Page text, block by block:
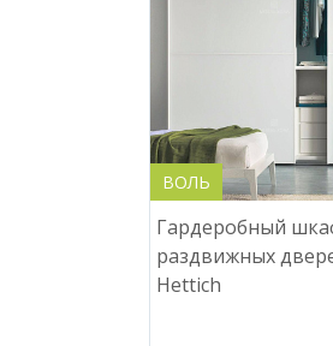
ВОЛЬ
Гардеробный
раздвижных
Hettich